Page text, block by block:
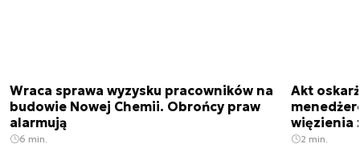
Wraca sprawa wyzysku pracowników na
budowie Nowej Chemii. Obrońcy praw
alarmują
6 min.
Akt
więzienia
2 min.